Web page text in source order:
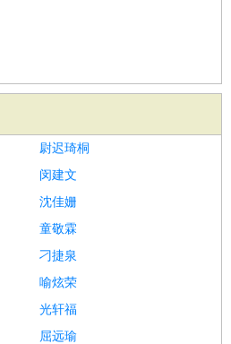
尉迟琦桐
闵建文
沈佳姗
童敬霖
刁捷泉
喻炫荣
光轩福
屈远瑜